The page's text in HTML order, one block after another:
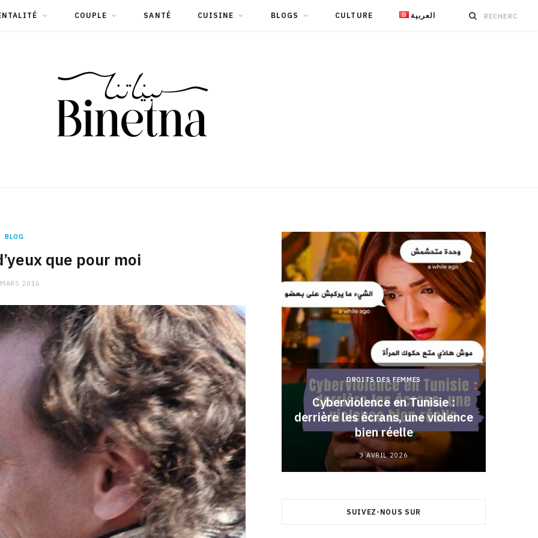
COUPLE SANTÉ CUISINE BLOGS CULTURE العربية
BLOG
que pour moi
2016
CHARGE MENTALE
Stress après le travail :
comment relâcher la pression
9 JANVIER 2026
DROITS DES FEMMES
Cyberviolence en Tunisie :
derrière les écrans, une violence
bien réelle
3 AVRIL 2026
SUIVEZ-NOUS SUR